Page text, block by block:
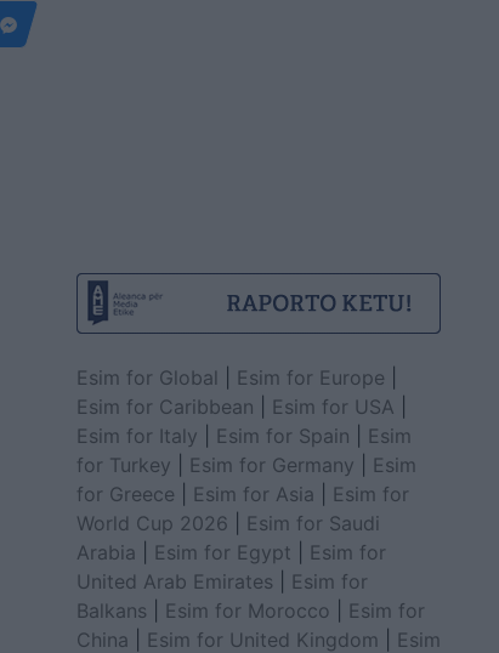
Esim for Global Esim for Europe
Esim for Caribbean
Esim for USA
Esim for Italy
Esim for Spain
Esim
for Turkey
Esim for Germany
Esim
for Greece
Esim for Asia
Esim for
World Cup 2026
Esim for Saudi
Arabia
Esim for Egypt
Esim for
United Arab Emirates
Esim for
Balkans
Esim for Morocco
Esim for
China
Esim for United Kingdom
Esim